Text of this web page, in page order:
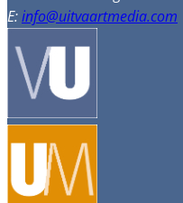
E:info@uitvaartmedia.com